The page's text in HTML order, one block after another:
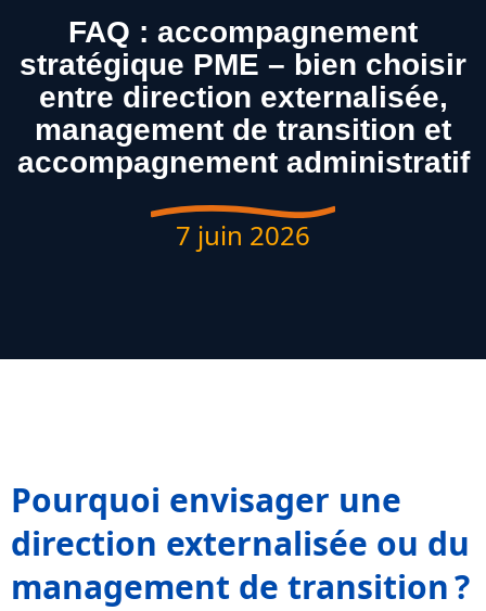
FAQ : accompagnement
stratégique PME – bien choisir
entre direction externalisée,
management de transition et
accompagnement administratif
7 juin 2026
Pourquoi envisager une
direction externalisée ou du
management de transition ?